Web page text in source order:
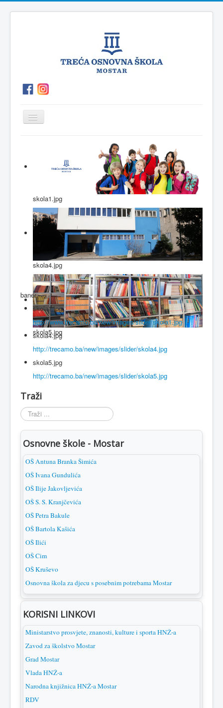
Prikaz/Sakrivanje
navigacije
Kutak
za
roditelje
Vijesti
skola1.jpg
skola4.jpg
skola5.jpg
baner
skola1.jpg
http://www.trecamo.ba/new/images/slider/skola1.jpg
skola4.jpg
http://trecamo.ba/new/images/slider/skola4.jpg
skola5.jpg
http://trecamo.ba/new/images/slider/skola5.jpg
Traži
Traži
...
Osnovne škole - Mostar
OŠ Antuna Branka Šimića
OŠ Ivana Gundulića
OŠ Ilije Jakovljevića
OŠ S. S. Kranjčevića
OŠ Petra Bakule
OŠ Bartola Kašića
OŠ Ilići
OŠ Cim
OŠ Kruševo
Osnovna škola za djecu s posebnim potrebama Mostar
KORISNI LINKOVI
Ministarstvo prosvjete, znanosti, kulture i sporta HNŽ-a
Zavod za školstvo Mostar
Grad Mostar
Vlada HNŽ-a
Narodna knjižnica HNŽ-a Mostar
RDV